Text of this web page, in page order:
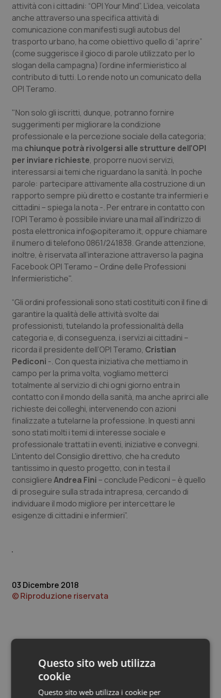
Basilicata
Calabria
Campania
Emilia-Romagna
Friuli Venezia Giulia
Lazio
Liguria
Lombardia
Marche
Molise
Piemonte
Provincia Autonoma di Bolzano
Provincia Autonoma di Trento
Puglia
Sardegna
Sicilia
Toscana
Umbria
Valle D’Aosta
Veneto
Artrite & artrosi
Asma & BPCO
Car-T
Colesterolo & coronaropatie
Dermatite Atopica
Diabete & glucometri
Disturbi dell’umore
Dolore
Donna & Salute
Epatiti
HIV
Infezioni & Febbre
Ipertensione & Scompenso
Malattie rare
Malattia di Crohn & Rettocolite Ulcerosa
Neuroscienze & patologie neurodegenerative
Obesità
Oftalmologia
Oncodermatologia
Oncoematologia
Quotidiano Cardiologia
Quotidiano Pediatria
Rene & patologie urogenitali
QS Club Newsletter
attività con i cittadini: “OPI Your Mind”. L’idea, veicolata
anche attraverso una specifica attività di
comunicazione con manifesti sugli autobus del
trasporto urbano, ha come obiettivo quello di “aprire”
(come suggerisce il gioco di parole utilizzato per lo
slogan della campagna) l’ordine infermieristico al
contributo di tutti. Lo rende noto un comunicato della
OPI Teramo.
"Non solo gli iscritti, dunque, potranno fornire
suggerimenti per migliorare la condizione
professionale e la percezione sociale della categoria;
ma chiunque potrà rivolgersi alle strutture dell’OPI
per inviare richieste, proporre nuovi servizi,
interessarsi ai temi che riguardano la sanità. In poche
parole: partecipare attivamente alla costruzione di un
rapporto sempre più diretto e costante tra infermieri e
cittadini – spiega la nota -. Per entrare in contatto con
l’OPI Teramo è possibile inviare una mail all’indirizzo di
posta elettronica info@opiteramo.it, oppure chiamare
il numero di telefono 0861/241838. Grande attenzione,
inoltre, è riservata all’interazione attraverso la pagina
Facebook OPI Teramo – Ordine delle Professioni
Infermieristiche".
“Gli ordini professionali sono stati costituiti con il fine di
garantire la qualità delle attività svolte dai
professionisti, tutelando la professionalità della
categoria e, di conseguenza, i servizi ai cittadini –
ricorda il presidente dell’OPI Teramo, Cristian
Pediconi -. Con questa iniziativa che mettiamo in
campo per la prima volta, vogliamo metterci
totalmente al servizio di chi ogni giorno entra in
contatto con il mondo della sanità, ma anche aprirci alle
richieste dei colleghi, intervenendo con azioni
finalizzate a tutelarne la professione. In questi anni
sono stati molti i temi di interesse sociale e
professionale trattati in eventi, iniziative e convegni.
L'intento del Consiglio direttivo, che ha creduto
tantissimo in questo progetto, con in testa il
consigliereAndrea Fini – conclude Pediconi – è quello
di proseguire sulla strada intrapresa, cercando di
individuare il modo migliore per intercettare le
esigenze di cittadini e infermieri”.
03 Dicembre 2018
© Riproduzione riservata
Potrebbe interessarti in
Abruzzo
Questo sito web utilizza
cookie
Questo sito web utilizza i cookie per